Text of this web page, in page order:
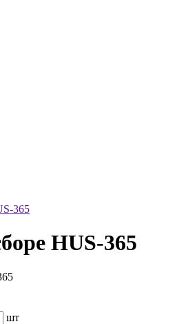
365
HUS-365
шт